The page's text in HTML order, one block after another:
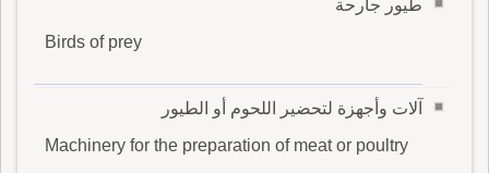
طيور جارحة
Birds of prey
آلات وأجهزة لتحضير اللحوم أو الطيور
Machinery for the preparation of meat or poultry